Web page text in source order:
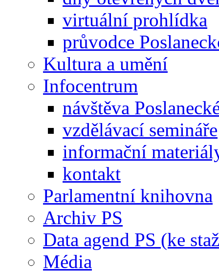
virtuální prohlídka
průvodce
Kultura a umění
Infocentrum
návštěva
vzdělávací semináře
informační
kontakt
Parlamentní knihovna
Archiv PS
Data agend PS (ke
Média